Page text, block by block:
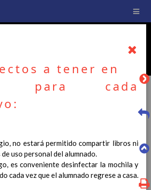
DE CENTRO
del Real Decreto 126/2014, de 28 de
se establece el currículo básico de la
se ha hecho necesario la revisión y
Plan de Centro a esta normativa, el cual
a tener en
para cada
no estará permitido compartir libros ni
uso personal del alumnado.
es conveniente desinfectar la mochila y
cada vez que el alumnado regrese a casa.